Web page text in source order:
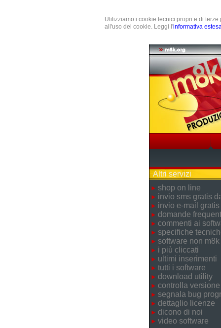
Utilizziamo i cookie tecnici propri e di
all'uso dei cookie. Leggi l'informativa
Altri servizi
shop on line
invio sms gratis
invio e-mail gratis
domande
commenti ai
specifiche
software non m8k
i più cliccati
ultimi inserimenti
tutti i software
download utility
controlla versione
segnala bug
dettaglio licenze
dicono di noi
video software